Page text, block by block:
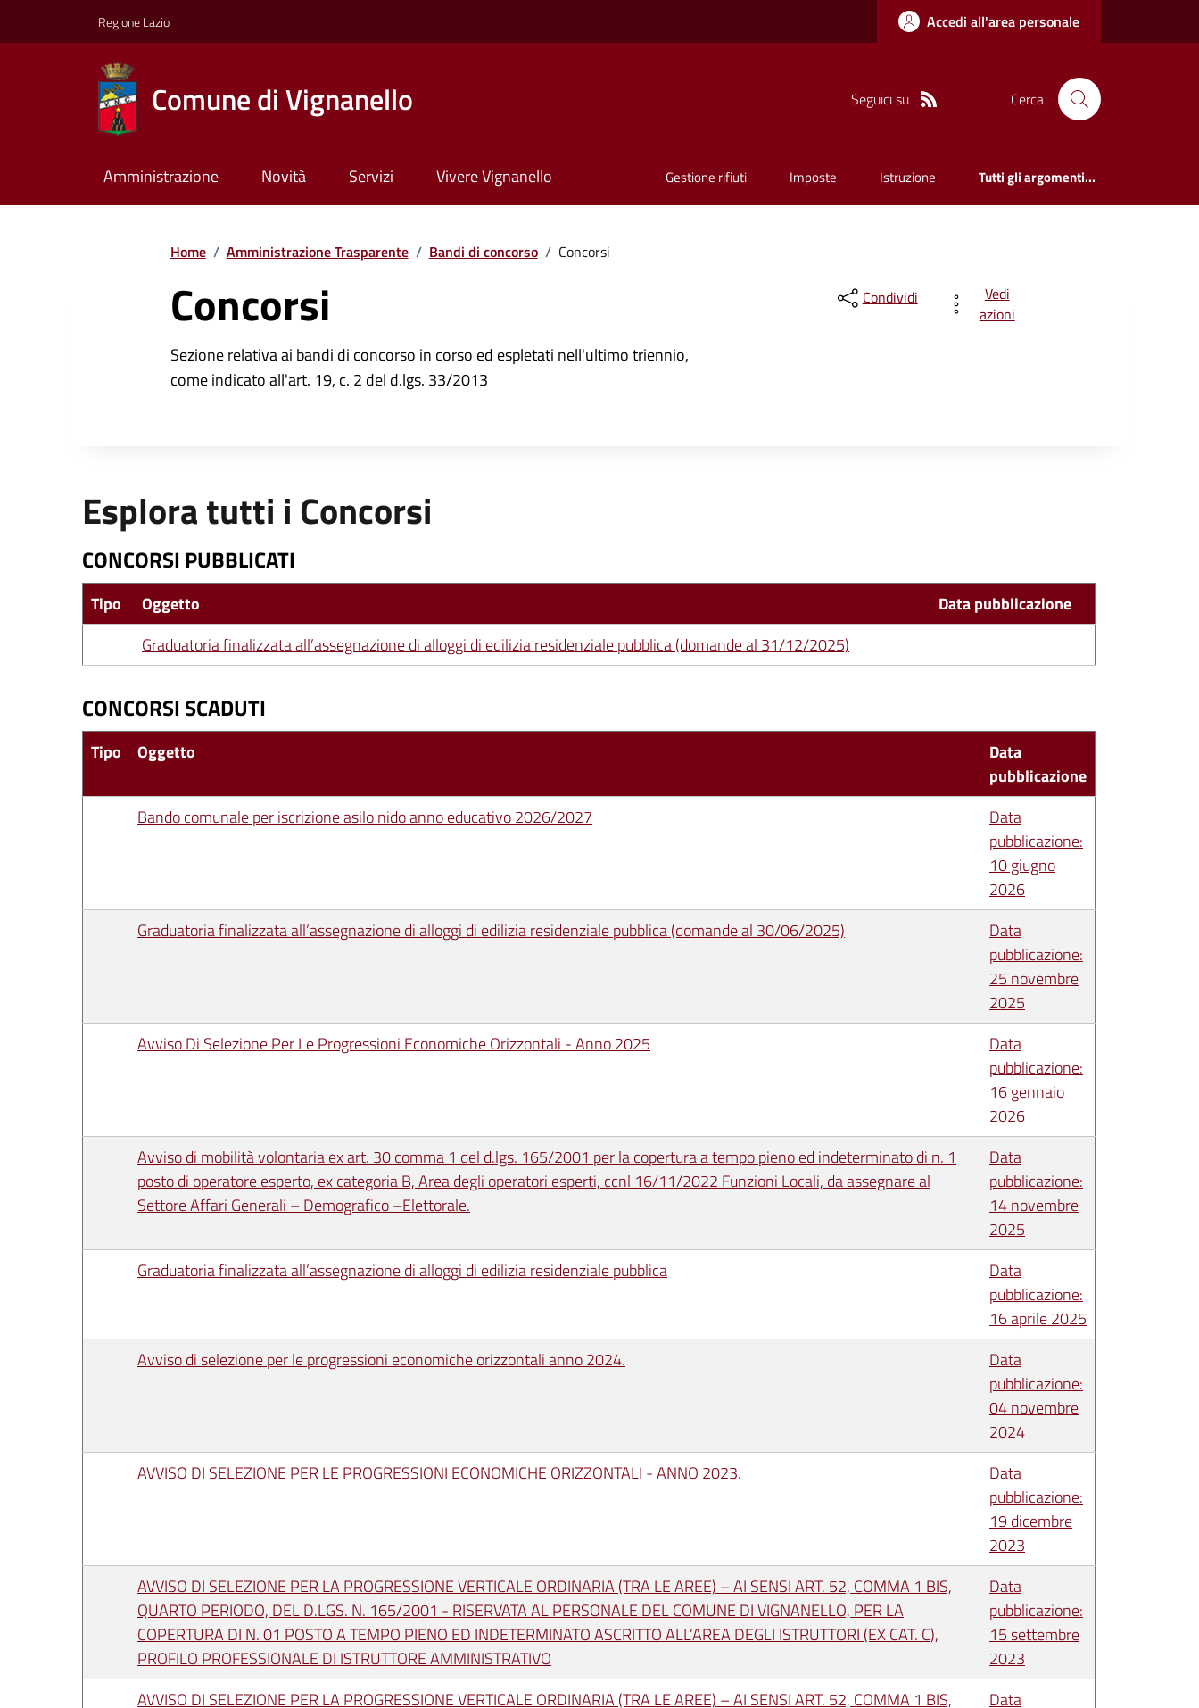
Regione Lazio Accedi all'area personale
Comune di Vignanello Seguici su Cerca
Amministrazione Novità Servizi Vivere Vignanello Gestione rifiuti Imposte Istruzione Tutti gli argomenti...
Home / Amministrazione Trasparente / Bandi di concorso / Concorsi
Concorsi
Sezione relativa ai bandi di concorso in corso ed espletati nell'ultimo triennio,
come indicato all'art. 19, c. 2 del d.lgs. 33/2013
Condividi
Vedi
azioni
Esplora tutti i Concorsi
CONCORSI PUBBLICATI
Tipo Oggetto
Data pubblicazione
Graduatoria finalizzata all’assegnazione di alloggi di edilizia residenziale pubblica (domande al 31/12/2025)
CONCORSI SCADUTI
Tipo Oggetto
Data
pubblicazione
Bando comunale per iscrizione asilo nido anno educativo 2026/2027
Data
pubblicazione:
10 giugno
2026
Graduatoria finalizzata all’assegnazione di alloggi di edilizia residenziale pubblica (domande al 30/06/2025)
Data
pubblicazione:
25 novembre
2025
Avviso Di Selezione Per Le Progressioni Economiche Orizzontali - Anno 2025
Data
pubblicazione:
16 gennaio
2026
Avviso di mobilità volontaria ex art. 30 comma 1 del d.lgs. 165/2001 per la copertura a tempo pieno ed indeterminato di n. 1
posto di operatore esperto, ex categoria B, Area degli operatori esperti, ccnl 16/11/2022 Funzioni Locali, da assegnare al
Settore Affari Generali – Demografico –Elettorale.
Data
pubblicazione:
14 novembre
2025
Graduatoria finalizzata all’assegnazione di alloggi di edilizia residenziale pubblica
Data
pubblicazione:
16 aprile 2025
Avviso di selezione per le progressioni economiche orizzontali anno 2024.
Data
pubblicazione:
04 novembre
2024
AVVISO DI SELEZIONE PER LE PROGRESSIONI ECONOMICHE ORIZZONTALI - ANNO 2023.
Data
pubblicazione:
19 dicembre
2023
AVVISO DI SELEZIONE PER LA PROGRESSIONE VERTICALE ORDINARIA (TRA LE AREE) – AI SENSI ART. 52, COMMA 1 BIS,
QUARTO PERIODO, DEL D.LGS. N. 165/2001 - RISERVATA AL PERSONALE DEL COMUNE DI VIGNANELLO, PER LA
COPERTURA DI N. 01 POSTO A TEMPO PIENO ED INDETERMINATO ASCRITTO ALL’AREA DEGLI ISTRUTTORI (EX CAT. C),
PROFILO PROFESSIONALE DI ISTRUTTORE AMMINISTRATIVO
Data
pubblicazione:
15 settembre
2023
AVVISO DI SELEZIONE PER LA PROGRESSIONE VERTICALE ORDINARIA (TRA LE AREE) – AI SENSI ART. 52, COMMA 1 BIS,
Data